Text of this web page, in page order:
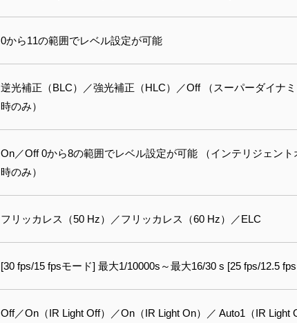
0から11の範囲でレベル設定が可能
逆光補正（BLC）／強光補正（HLC）／Off （スーパーダイナ
時のみ）
On／Off 0から8の範囲でレベル設定が可能 （インテリジェン
時のみ）
フリッカレス（50 Hz）／フリッカレス（60 Hz）／ELC
[30 fps/15 fpsモード] 最大1/10000s～最大16/30 s [25 fps/12.5
Off／On（IR Light Off）／On（IR Light On）／ Auto1（IR Light